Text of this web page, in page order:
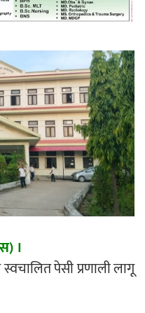
लाग्दा एककोे मृत्यु
मुद्दामा श्रीमान्लाई छ महिना
क्षतिपूर्ति
।
पेसी प्रणाली लागू